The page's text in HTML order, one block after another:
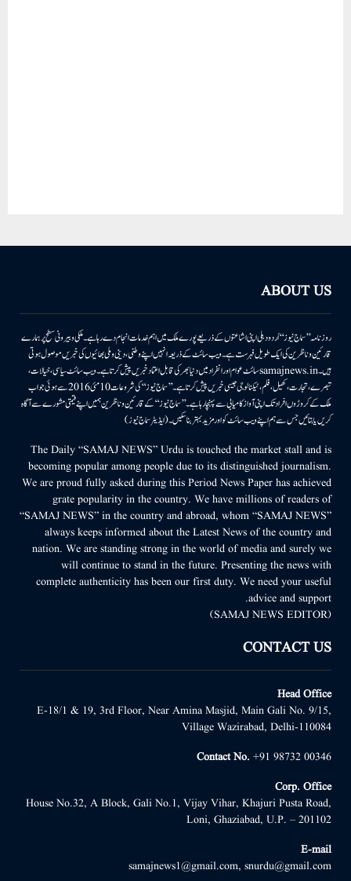
ABOUT US
روزنامہ ’’سماج نیوز‘‘ اُردو دہلی اپنی اشاعتوں کے ذریعے پورے ملک میں اہم خدمات انجام دے رہا ہے۔ ملکی وبیرونی سطح پر ہمارے
قارئین وناظرین کی ایک طویل فہرست ہے۔ ویب سائٹ کے ذریعہ انہیں اپنے وطنی، دینی وملی بھائیوں کی خبریں موصول ہوتی
ہیں۔samajnews.inسائٹ عوام اور انفراد میں دنیا بھر کی قابل اعتماد خبریں پیش کرتا ہے۔ ویب سائٹ سیاسی، خیالات،
تبصرے، تجارت، کھیل، فلم، ٹیکنالوجی جیسی خبریں پیش کرتا ہے۔ ’’سماج نیوز‘‘ کی شروعات 10مئی 2016 سے ہوئی جو اب
ملک کے کروڑوں افراد تک اپنی آواز کامیابی سے پہنچا رہا ہے۔ ’’سماج نیوز‘‘ کے قارئین وناظرین ہمیں اپنے قیمتی مشورے سے آگاہ
کریں یا بتائیں جس سے ہم اپنے ویب سائٹ کو اور مزید بہتر بناسکیں۔ (ایڈیٹر سماج نیوز)
The Daily “SAMAJ NEWS” Urdu is touched the market stall and is
becoming popular among people due to its distinguished journalism.
We are proud fully asked during this Period News Paper has achieved
grate popularity in the country. We have millions of readers of
“SAMAJ NEWS” in the country and abroad, whom “SAMAJ NEWS”
always keeps informed about the Latest News of the country and
nation. We are standing strong in the world of media and surely we
will continue to stand in the future. Presenting the news with
complete authenticity has been our first duty. We need your useful
advice and support.
(SAMAJ NEWS EDITOR)
CONTACT US
Head Office
E-18/1 & 19, 3rd Floor, Near Amina Masjid, Main Gali No. 9/15,
Village Wazirabad, Delhi-110084
Contact No. +91 98732 00346
Corp. Office
House No.32, A Block, Gali No.1, Vijay Vihar, Khajuri Pusta Road,
Loni, Ghaziabad, U.P. – 201102
E-mail
samajnews1@gmail.com, snurdu@gmail.com